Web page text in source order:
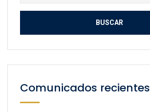
Comunicados recientes